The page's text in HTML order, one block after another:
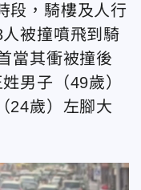
段，騎樓及人行
被撞噴飛到騎
當其衝被撞後
男子（49歲）
24歲）左腳大